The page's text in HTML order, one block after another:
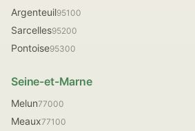
Argenteuil95100
Sarcelles95200
Pontoise95300
Seine-et-Marne
Melun77000
Meaux77100